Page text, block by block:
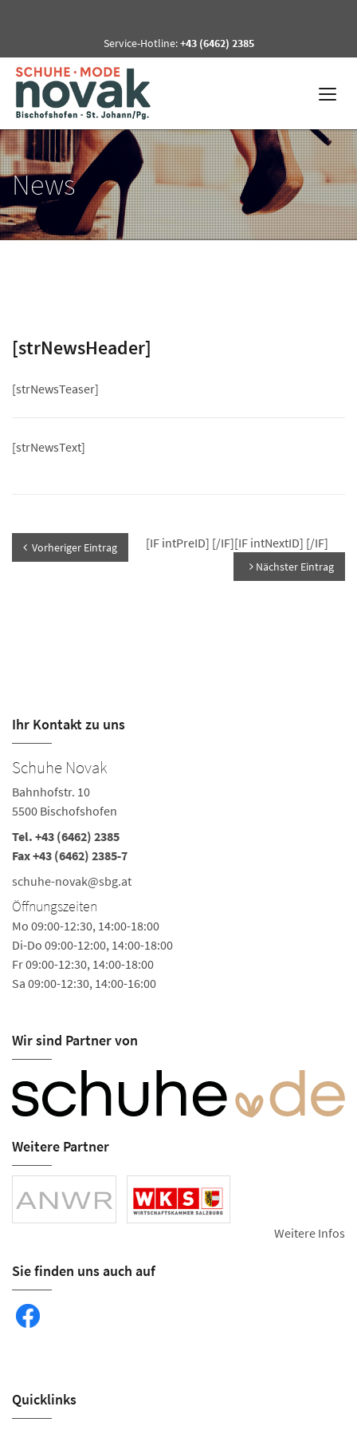
Service-Hotline:+43 (6462) 2385
News
[strNewsHeader]
[strNewsTeaser]
[strNewsText]
[IF intPreID]
Vorheriger Eintrag [/IF][IF intNextID]
Nächster Eintrag
[/IF]
Ihr Kontakt zu uns
Schuhe Novak
Bahnhofstr. 10
5500 Bischofshofen
Tel. +43 (6462) 2385
Fax +43 (6462) 2385-7
schuhe-novak@sbg.at
Öffnungszeiten
Mo 09:00-12:30, 14:00-18:00
Di-Do 09:00-12:00, 14:00-18:00
Fr 09:00-12:30, 14:00-18:00
Sa 09:00-12:30, 14:00-16:00
Wir sind Partner von
Weitere Partner
Weitere Infos
Sie finden uns auch auf
Quicklinks